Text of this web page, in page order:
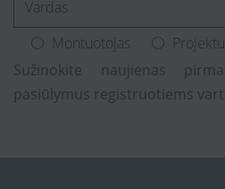
Montuotojas
Sužinokite naujienas
pasiūlymus registruotiems